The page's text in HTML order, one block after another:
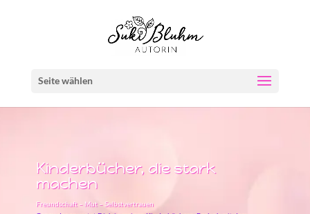
Seite wählen
Kinderbücher, die stark
machen
Freundschaft – Mut – Selbstvertrauen